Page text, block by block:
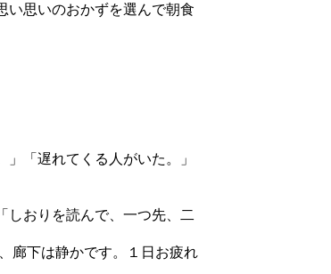
い思いのおかずを選んで朝食
「遅れてくる人がいた。」
しおりを読んで、一つ先、二
廊下は静かです。１日お疲れ